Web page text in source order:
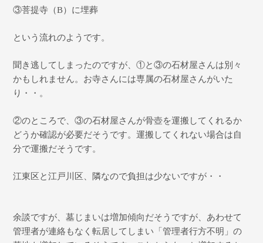
③菩提寺（B）に埋葬
という流れのようです。
聞き逃してしまったのですが、①と③の石材屋さんは別々
かもしれません。お寺さんには専属の石材屋さんがいた
り・・。
②のところで、③の石材屋さんが骨壺を運搬してくれるか
どうか確認が必要だそうです。運搬してくれない場合は自
分で運搬だそうです。
江東区と江戸川区、隣なので負担は少ないですが・・
余談ですが、墓じまいは増加傾向だそうですが、あわせて
管理者が連絡もなく転居してしまい「管理者行方不明」の